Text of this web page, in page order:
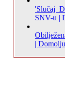
'Slučaj
SNV-u |
|